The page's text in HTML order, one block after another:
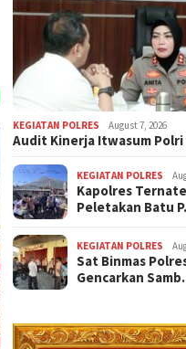
KEGIATAN POLRES August 7, 2026
Audit Kinerja Itwasum
KEGIATAN POLRES
Kapolres
Peletakan Batu
KEGIATAN POLRES
Sat Binmas
Gencarkan